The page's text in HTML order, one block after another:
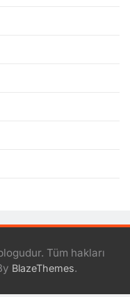
Tüm hakları
BlazeThemes.